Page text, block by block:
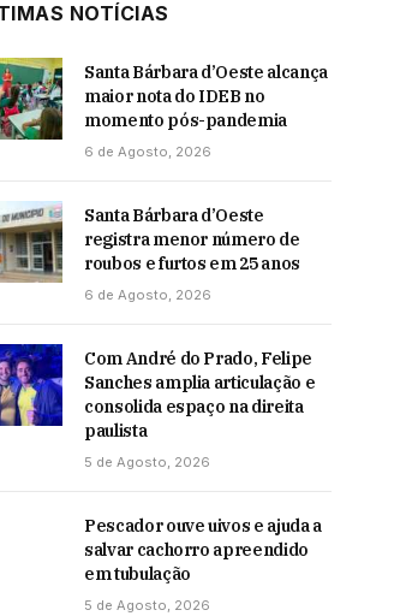
NOTÍCIAS
Santa Bárbara d’Oeste alcança
maior nota do IDEB no
momento pós-pandemia
6 de Agosto, 2026
Santa Bárbara d’Oeste
registra menor número de
roubos e furtos em 25 anos
6 de Agosto, 2026
Com André do Prado, Felipe
Sanches amplia articulação e
consolida espaço na direita
paulista
5 de Agosto, 2026
Pescador ouve uivos e ajuda a
salvar cachorro apreendido
em tubulação
5 de Agosto, 2026